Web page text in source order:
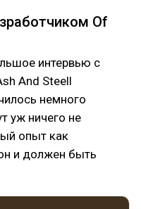
Of
интервью с
And Steell
немного
уж ничего не
опыт как
и должен быть